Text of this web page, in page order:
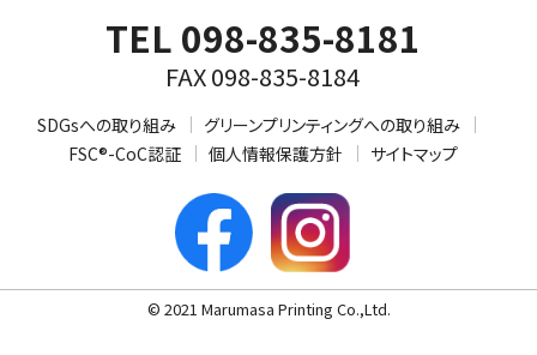
TEL 098-835-8181
FAX 098-835-8184
SDGsへの取り組み
グリーンプリンティングへの取り組み
FSC®-CoC認証
個人情報保護方針 サイトマップ
© 2021 Marumasa Printing Co.,Ltd.